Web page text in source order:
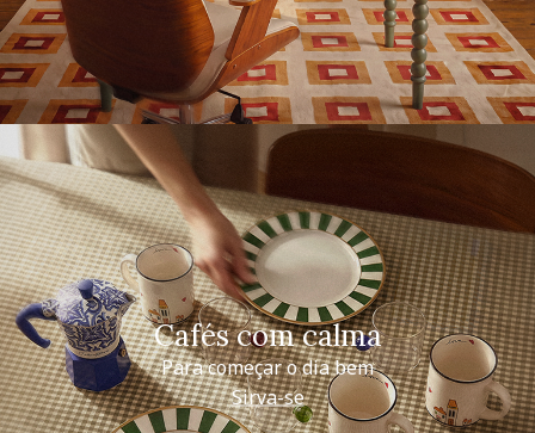
Cafés com calma
Para começar o dia bem
Sirva-se